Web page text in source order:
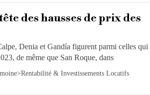
des hausses de prix des
Denia et Gandía figurent parmi celles qui
de même que San Roque, dans
& Investissements Locatifs